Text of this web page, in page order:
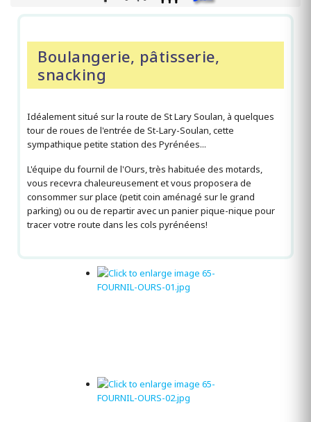
Boulangerie, pâtisserie,
snacking
Idéalement situé sur la route de St Lary Soulan, à quelques
tour de roues de l'entrée de St-Lary-Soulan, cette
sympathique petite station des Pyrénées...
L'équipe du fournil de l'Ours, très habituée des motards,
vous recevra chaleureusement et vous proposera de
consommer sur place (petit coin aménagé sur le grand
parking) ou ou de repartir avec un panier pique-nique pour
tracer votre route dans les cols pyrénéens!